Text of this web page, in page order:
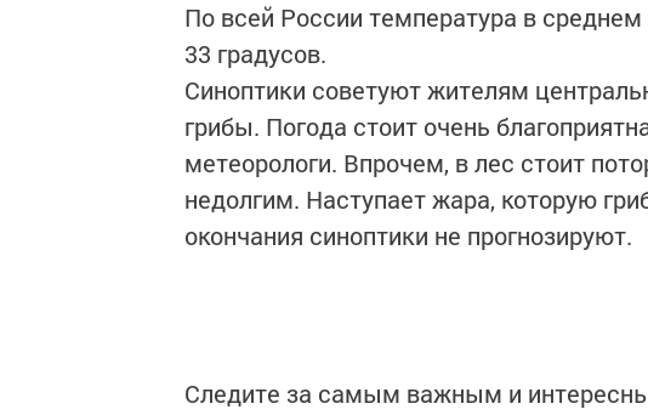
По всей России температура в
33 градусов.
Синоптики советуют жителям
грибы. Погода стоит очень
метеорологи. Впрочем, в лес стоит
недолгим. Наступает жара, которую
окончания синоптики не прогнозируют.
Следите за самым важным и